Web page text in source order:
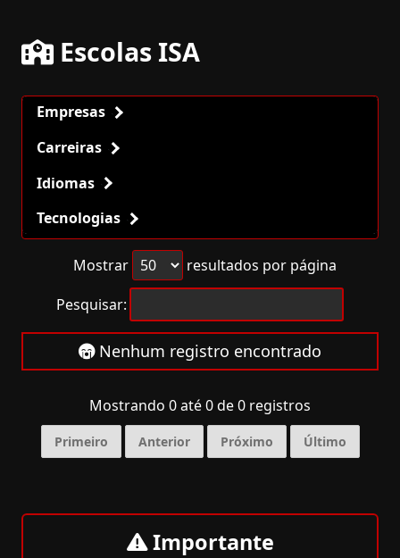
Escolas ISA
Empresas
Carreiras
Idiomas
Tecnologias
Mostrar
resultados por página
Pesquisar:
Nenhum registro encontrado
Mostrando 0 até 0 de 0 registros
Primeiro Anterior Próximo Último
Importante